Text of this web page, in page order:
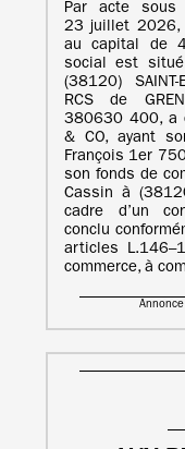
Par acte
23 juillet 2026,
au capital de
social est situé
(38120) SAINT-
RCS de
380630 400, a
& CO, ayant
François 1er
son fonds de
Cassin à
cadre d’un
conclu
articles
commerce, à